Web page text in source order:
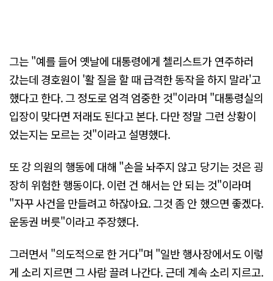
그는 "예를 들어 옛날에 대통령에게 첼리스트가 연주하러
갔는데 경호원이 '활 질을 할 때 급격한 동작을 하지 말라'고
했다고 한다. 그 정도로 엄격 엄중한 것"이라며 "대통령실의
입장이 맞다면 저래도 된다고 본다. 다만 정말 그런 상황이
었는지는 모르는 것"이라고 설명했다.
또 강 의원의 행동에 대해 "손을 놔주지 않고 당기는 것은 굉
장히 위험한 행동이다. 이런 건 해서는 안 되는 것"이라며
"자꾸 사건을 만들려고 하잖아요. 그것 좀 안 했으면 좋겠다.
운동권 버릇"이라고 주장했다.
그러면서 "의도적으로 한 거다"며 "일반 행사장에서도 이렇
게 소리 지르면 그 사람 끌려 나간다. 근데 계속 소리 지르고.